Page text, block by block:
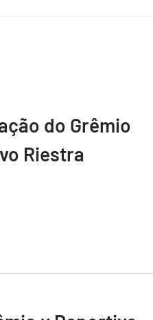
do Grêmio
Riestra